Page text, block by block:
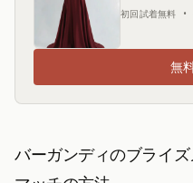
初回試着無料 •
無
バーガンディのブライ